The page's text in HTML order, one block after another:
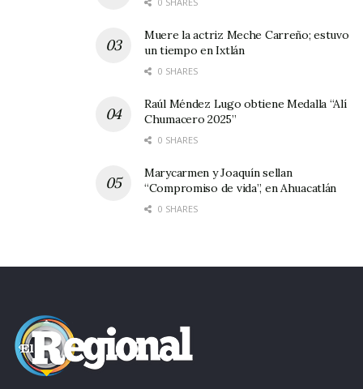
Muere la actriz Meche Carreño; estuvo
un tiempo en Ixtlán
0 SHARES
Raúl Méndez Lugo obtiene Medalla “Alí
Chumacero 2025”
0 SHARES
Marycarmen y Joaquín sellan
“Compromiso de vida”, en Ahuacatlán
0 SHARES